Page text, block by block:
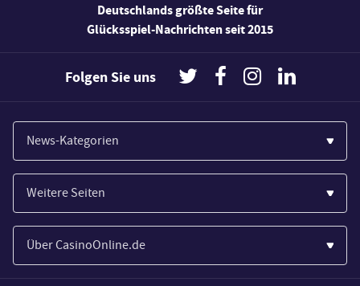
Deutschlands größte Seite für
Glücksspiel-Nachrichten seit 2015
Folgen Sie uns
News-Kategorien
Casinos
Wirtschaft
Spiele
Weitere Seiten
Paypal Casinos
Novoline Casinos
Über CasinoOnline.de